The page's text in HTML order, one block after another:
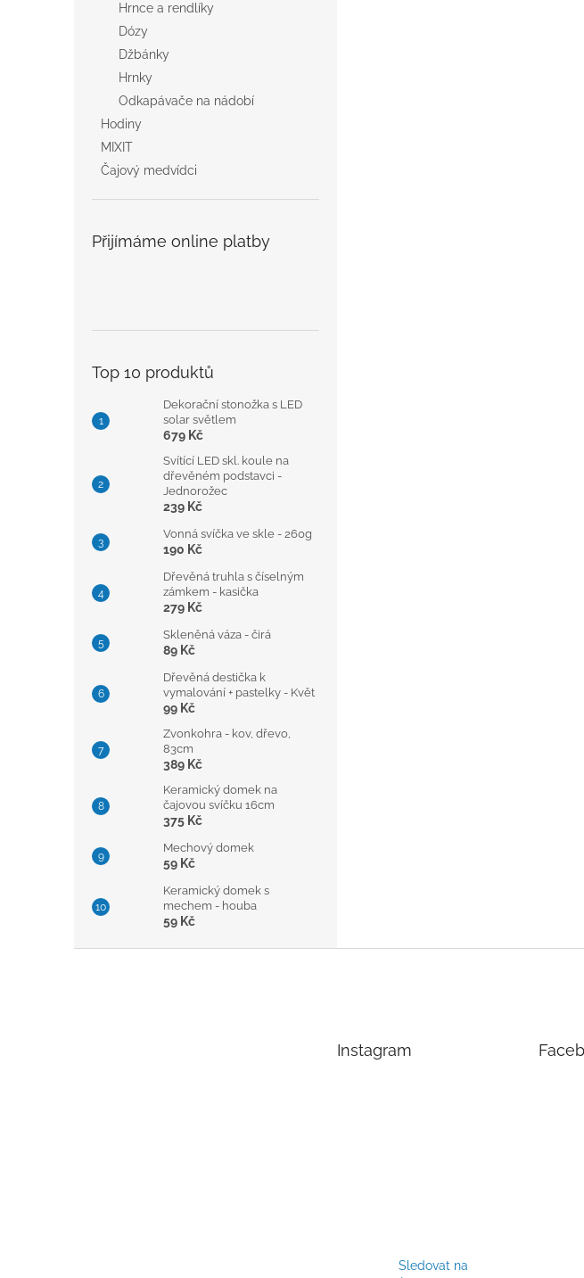
Hrnce a rendlíky
Dózy
Džbánky
Hrnky
Odkapávače na nádobí
Hodiny
MIXIT
Čajový medvídci
Přijímáme online platby
Top 10 produktů
Dekorační stonožka s LED
solar světlem
679 Kč
Svítící LED skl. koule na
dřevěném podstavci -
Jednorožec
239 Kč
Vonná svíčka ve skle - 260g
190 Kč
Dřevěná truhla s číselným
zámkem - kasička
279 Kč
Skleněná váza - čirá
89 Kč
Dřevěná destička k
vymalování + pastelky - Květ
99 Kč
Zvonkohra - kov, dřevo,
83cm
389 Kč
Keramický domek na
čajovou svíčku 16cm
375 Kč
Mechový domek
59 Kč
Keramický domek s
mechem - houba
59 Kč
Instagram
Sledovat na